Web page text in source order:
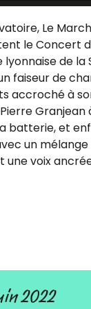
Le
le Concert
lyonnaise de la
faiseur de
accroché à
Granjean
batterie, et
un
une voix
2022